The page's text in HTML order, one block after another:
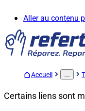
Aller au contenu
Accueil ...
Certains liens sont